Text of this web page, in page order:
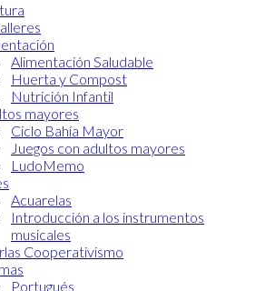
Alimentación Saludable
Huerta y Compost
Nutrición Infantil
mayores
Ciclo Bahía Mayor
Juegos con adultos mayores
LudoMemo
Acuarelas
Introducción a los instrumentos
musicales
Cooperativismo
Portugués